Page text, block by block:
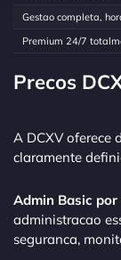
Gestao completa,
Premium 24/7
Precos
A DCXV oferece
claramente
Admin Basic
administracao
seguranca,